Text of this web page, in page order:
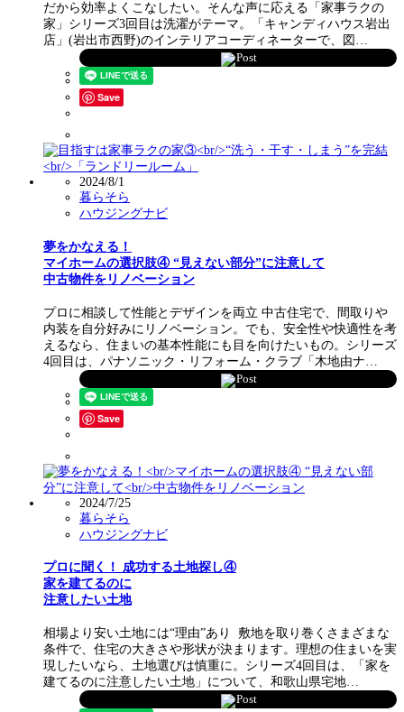
だから効率よくこなしたい。そんな声に応える「家事ラクの
家」シリーズ3回目は洗濯がテーマ。「キャンディハウス岩出
店」(岩出市西野)のインテリアコーディネーターで、図…
Post
Save
2024/8/1
暮らそら
ハウジングナビ
夢をかなえる！
マイホームの選択肢④ “見えない部分”に注意して
中古物件をリノベーション
プロに相談して性能とデザインを両立 中古住宅で、間取りや
内装を自分好みにリノベーション。でも、安全性や快適性を考
えるなら、住まいの基本性能にも目を向けたいもの。シリーズ
4回目は、パナソニック・リフォーム・クラブ「木地由ナ…
Post
Save
2024/7/25
暮らそら
ハウジングナビ
プロに聞く！ 成功する土地探し④
家を建てるのに
注意したい土地
相場より安い土地には“理由”あり 敷地を取り巻くさまざまな
条件で、住宅の大きさや形状が決まります。理想の住まいを実
現したいなら、土地選びは慎重に。シリーズ4回目は、「家を
建てるのに注意したい土地」について、和歌山県宅地…
Post